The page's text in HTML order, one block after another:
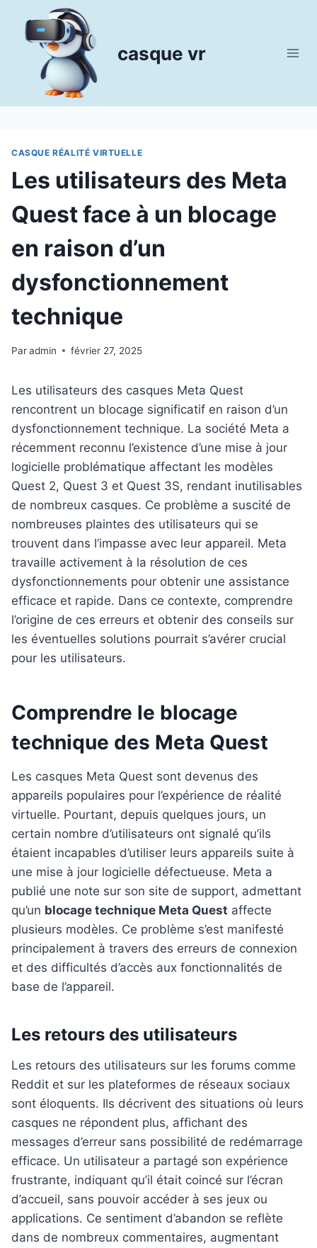
contenu
casque vr
CASQUE RÉALITÉ VIRTUELLE
Les utilisateurs des Meta
Quest face à un blocage
en raison d’un
dysfonctionnement
technique
Paradmin février 27, 2025
Les utilisateurs des casques Meta Quest
rencontrent un blocage significatif en raison d’un
dysfonctionnement technique. La société Meta a
récemment reconnu l’existence d’une mise à jour
logicielle problématique affectant les modèles
Quest 2, Quest 3 et Quest 3S, rendant inutilisables
de nombreux casques. Ce problème a suscité de
nombreuses plaintes des utilisateurs qui se
trouvent dans l’impasse avec leur appareil. Meta
travaille activement à la résolution de ces
dysfonctionnements pour obtenir une assistance
efficace et rapide. Dans ce contexte, comprendre
l’origine de ces erreurs et obtenir des conseils sur
les éventuelles solutions pourrait s’avérer crucial
pour les utilisateurs.
Comprendre le blocage
technique des Meta Quest
Les casques Meta Quest sont devenus des
appareils populaires pour l’expérience de réalité
virtuelle. Pourtant, depuis quelques jours, un
certain nombre d’utilisateurs ont signalé qu’ils
étaient incapables d’utiliser leurs appareils suite à
une mise à jour logicielle défectueuse. Meta a
publié une note sur son site de support, admettant
qu’un blocage technique Meta Quest affecte
plusieurs modèles. Ce problème s’est manifesté
principalement à travers des erreurs de connexion
et des difficultés d’accès aux fonctionnalités de
base de l’appareil.
Les retours des utilisateurs
Les retours des utilisateurs sur les forums comme
Reddit et sur les plateformes de réseaux sociaux
sont éloquents. Ils décrivent des situations où leurs
casques ne répondent plus, affichant des
messages d’erreur sans possibilité de redémarrage
efficace. Un utilisateur a partagé son expérience
frustrante, indiquant qu’il était coincé sur l’écran
d’accueil, sans pouvoir accéder à ses jeux ou
applications. Ce sentiment d’abandon se reflète
dans de nombreux commentaires, augmentant